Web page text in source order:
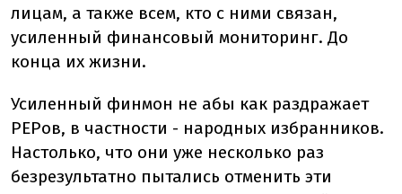
лицам, а также всем, кто с ними связан,
усиленный финансовый мониторинг. До
конца их жизни.
Усиленный финмон не абы как раздражает
PEPов, в частности - народных избранников.
Настолько, что они уже несколько раз
безрезультатно пытались отменить эти